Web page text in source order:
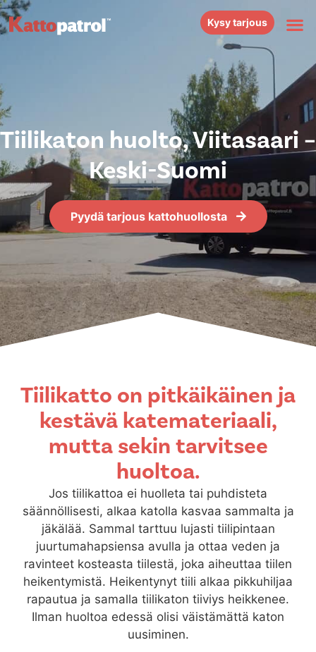
Kysy tarjous
Tiilikaton huolto, Viitasaari –
Keski-Suomi
Pyydä tarjous kattohuollosta
Tiilikatto on pitkäikäinen ja
kestävä katemateriaali,
mutta sekin tarvitsee
huoltoa.
Jos tiilikattoa ei huolleta tai puhdisteta
säännöllisesti, alkaa katolla kasvaa sammalta ja
jäkälää. Sammal tarttuu lujasti tiilipintaan
juurtumahapsiensa avulla ja ottaa veden ja
ravinteet kosteasta tiilestä, joka aiheuttaa tiilen
heikentymistä. Heikentynyt tiili alkaa pikkuhiljaa
rapautua ja samalla tiilikaton tiiviys heikkenee.
Ilman huoltoa edessä olisi väistämättä katon
uusiminen.